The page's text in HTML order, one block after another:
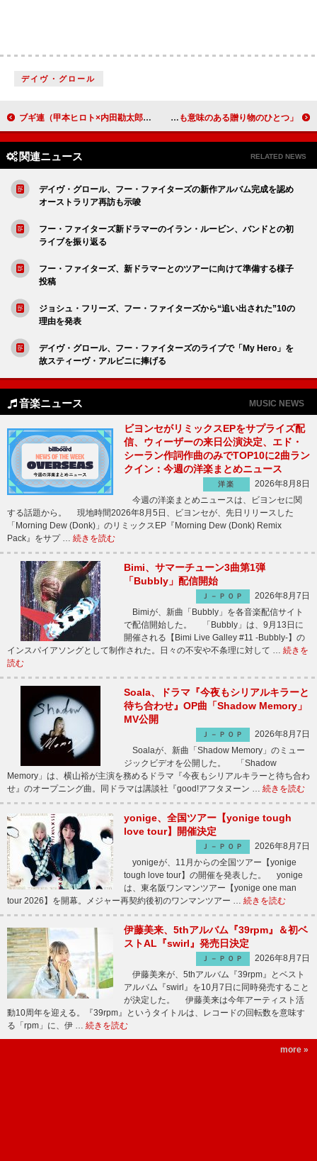
デイヴ・グロール
ブギ連（甲本ヒロト×内田勘太郎）、初のライブALとして2024年ツアー【第2回 ブギる心】を音源化 ニッキー・ミナージュ、トランプ米大統領から贈られた署名入り聖書を披露「最も意味のある贈り物のひとつ」
関連ニュース RELATED NEWS
デイヴ・グロール、フー・ファイターズの新作アルバム完成を認め
オーストラリア再訪も示唆
フー・ファイターズ新ドラマーのイラン・ルービン、バンドとの初
ライブを振り返る
フー・ファイターズ、新ドラマーとのツアーに向けて準備する様子
投稿
ジョシュ・フリーズ、フー・ファイターズから“追い出された”10の
理由を発表
デイヴ・グロール、フー・ファイターズのライブで「My Hero」を
故スティーヴ・アルビニに捧げる
音楽ニュース MUSIC NEWS
ビヨンセがリミックスEPをサプライズ配
信、ウィーザーの来日公演決定、エド・
シーラン作詞作曲のみでTOP10に2曲ラン
クイン：今週の洋楽まとめニュース
洋楽
2026年8月8日
今週の洋楽まとめニュースは、ビヨンセに関
する話題から。 現地時間2026年8月5日、ビヨンセが、先日リリースした
「Morning Dew (Donk)」のリミックスEP『Morning Dew (Donk) Remix
Pack』をサプ … 続きを読む
Bimi、サマーチューン3曲第1弾
「Bubbly」配信開始
Ｊ－ＰＯＰ
2026年8月7日
Bimiが、新曲「Bubbly」を各音楽配信サイト
で配信開始した。 「Bubbly」は、9月13日に
開催される【Bimi Live Galley #11 -Bubbly-】の
インスパイアソングとして制作された。日々の不安や不条理に対して … 続きを
読む
Soala、ドラマ『今夜もシリアルキラーと
待ち合わせ』OP曲「Shadow Memory」
MV公開
Ｊ－ＰＯＰ
2026年8月7日
Soalaが、新曲「Shadow Memory」のミュー
ジックビデオを公開した。 「Shadow
Memory」は、横山裕が主演を務めるドラマ『今夜もシリアルキラーと待ち合わ
せ』のオープニング曲。同ドラマは講談社『good!アフタヌーン … 続きを読む
yonige、全国ツアー【yonige tough
love tour】開催決定
Ｊ－ＰＯＰ
2026年8月7日
yonigeが、11月からの全国ツアー【yonige
tough love tour】の開催を発表した。 yonige
は、東名阪ワンマンツアー【yonige one man
tour 2026】を開幕。メジャー再契約後初のワンマンツアー … 続きを読む
伊藤美来、5thアルバム『39rpm』＆初ベ
ストAL『swirl』発売日決定
Ｊ－ＰＯＰ
2026年8月7日
伊藤美来が、5thアルバム『39rpm』とベスト
アルバム『swirl』を10月7日に同時発売すること
が決定した。 伊藤美来は今年アーティスト活
動10周年を迎える。『39rpm』というタイトルは、レコードの回転数を意味す
る「rpm」に、伊 … 続きを読む
more »